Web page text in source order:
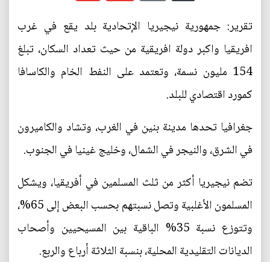
تقرير: جمهورية نيجيريا الإتحادية بلد يقع في غرب
افريقيا واكبر دولة افريقية من حيث تعداد السكان، تبلغ
154 مليون نسمة، وتعتمد على النفط الخام والكاسافا
كمورد اقتصادي للبلد.
جغرافيا تحدها مدينة بنين في الغرب، وتشاد والكاميرون
في الشرق، والنيجر في الشمال، وخليج غينيا في الجنوب.
تضم نيجيريا أكثر من ثلث المسلمين في أفريقيا، ويشكل
المسلمون الأغلبية وتصل نسبتهم بحسب البعض إلى 65%،
وتتوزع نسبة 35% الباقية بين المسيحيين وأصحاب
الديانات التقليدية المحلية، بنسبة الثلاثة أرباع والربع.